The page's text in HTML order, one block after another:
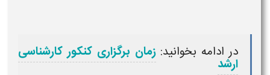
در ادامه بخوانید: زمان برگزاری کنکور کارشناسی
ارشد